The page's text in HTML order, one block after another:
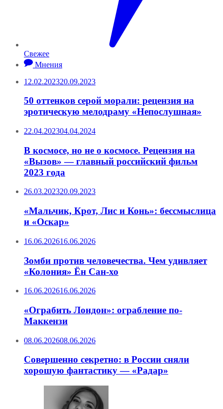
Свежее
Мнения
12.02.202320.09.2023
50 оттенков серой морали: рецензия на
эротическую мелодраму «Непослушная»
22.04.202304.04.2024
В космосе, но не о космосе. Рецензия на
«Вызов» — главный российский фильм
2023 года
26.03.202320.09.2023
«Мальчик, Крот, Лис и Конь»: бессмыслица
и «Оскар»
16.06.202616.06.2026
Зомби против человечества. Чем удивляет
«Колония» Ён Сан-хо
16.06.202616.06.2026
«Ограбить Лондон»: ограбление по-
Маккензи
08.06.202608.06.2026
Совершенно секретно: в России сняли
хорошую фантастику — «Радар»